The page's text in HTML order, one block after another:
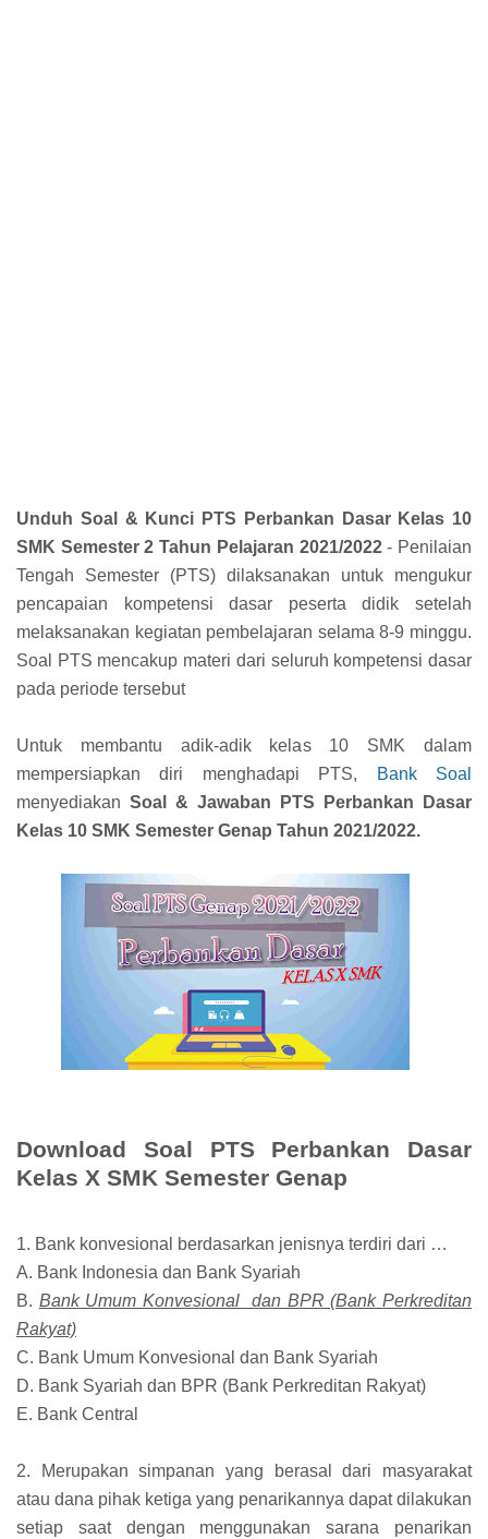
Unduh Soal & Kunci PTS Perbankan Dasar Kelas 10
SMK Semester 2 Tahun Pelajaran 2021/2022- Penilaian
Tengah Semester (PTS) dilaksanakan untuk mengukur
pencapaian kompetensi dasar peserta didik setelah
melaksanakan kegiatan pembelajaran selama 8-9 minggu.
Soal PTS mencakup materi dari seluruh kompetensi dasar
pada periode tersebut
Untuk membantu adik-adik kelas 10 SMK dalam
mempersiapkan diri menghadapi PTS,
Bank Soal
menyediakan Soal & Jawaban PTS Perbankan Dasar
Kelas 10 SMK Semester Genap Tahun 2021/2022.
Download Soal PTS Perbankan Dasar
Kelas X SMK Semester Genap
1. Bank konvesional berdasarkan jenisnya terdiri dari …
A. Bank Indonesia dan Bank Syariah
B. Bank Umum Konvesional dan BPR (Bank Perkreditan
Rakyat)
C. Bank Umum Konvesional dan Bank Syariah
D. Bank Syariah dan BPR (Bank Perkreditan Rakyat)
E. Bank Central
2. Merupakan simpanan yang berasal dari masyarakat
atau dana pihak ketiga yang penarikannya dapat dilakukan
setiap saat dengan menggunakan sarana penarikan